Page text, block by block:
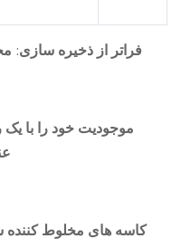
فراتر از ذخیره سازی:
موجوديت خود را با يک راه
کاسه های مخلوط کننده